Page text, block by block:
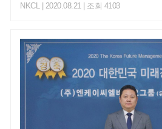
NKCL | 2020.08.21 | 조회 4103